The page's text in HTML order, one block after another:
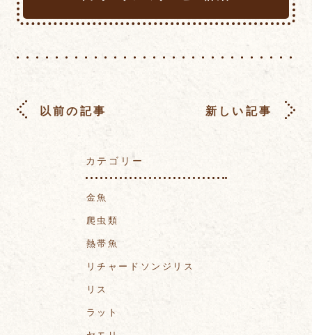
以前の記事 新しい記事
カテゴリー
金魚
爬虫類
熱帯魚
リチャードソンジリス
リス
ラット